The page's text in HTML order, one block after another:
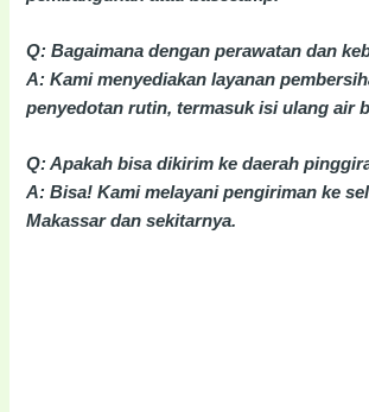
Q: Bagaimana dengan perawatan dan
A: Kami menyediakan layanan
penyedotan rutin, termasuk isi ulang air
Q: Apakah bisa dikirim ke daerah
A: Bisa! Kami melayani pengiriman ke
Makassar dan sekitarnya.